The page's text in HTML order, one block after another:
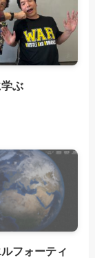
ぶ
フォーティ